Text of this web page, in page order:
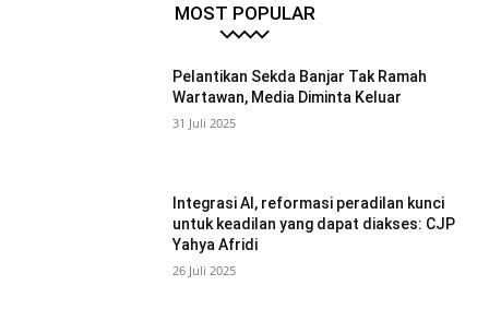
MOST POPULAR
Pelantikan Sekda Banjar Tak Ramah
Wartawan, Media Diminta Keluar
31 Juli 2025
Integrasi AI, reformasi peradilan kunci
untuk keadilan yang dapat diakses: CJP
Yahya Afridi
26 Juli 2025